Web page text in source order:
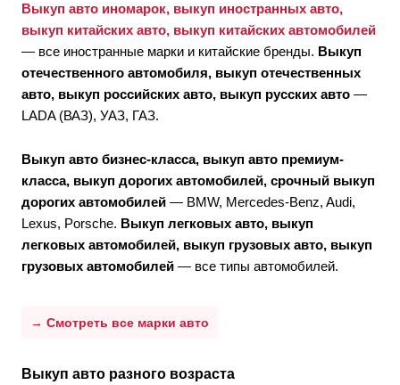
Выкуп авто иномарок, выкуп иностранных авто,
выкуп китайских авто, выкуп китайских автомобилей
— все иностранные марки и китайские бренды. Выкуп
отечественного автомобиля, выкуп отечественных
авто, выкуп российских авто, выкуп русских авто —
LADA (ВАЗ), УАЗ, ГАЗ.
Выкуп авто бизнес-класса, выкуп авто премиум-
класса, выкуп дорогих автомобилей, срочный выкуп
дорогих автомобилей — BMW, Mercedes-Benz, Audi,
Lexus, Porsche. Выкуп легковых авто, выкуп
легковых автомобилей, выкуп грузовых авто, выкуп
грузовых автомобилей — все типы автомобилей.
→ Смотреть все марки авто
Выкуп авто разного возраста